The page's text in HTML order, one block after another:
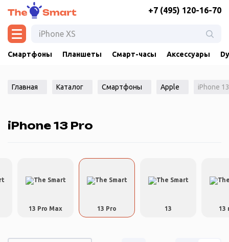
+7 (495) 120-16-70
Смартфоны Планшеты Смарт-часы Аксессуары
Главная Каталог Смартфоны Apple iPhone
iPhone 13 Pro
13 Pro Max 13 Pro 13 13